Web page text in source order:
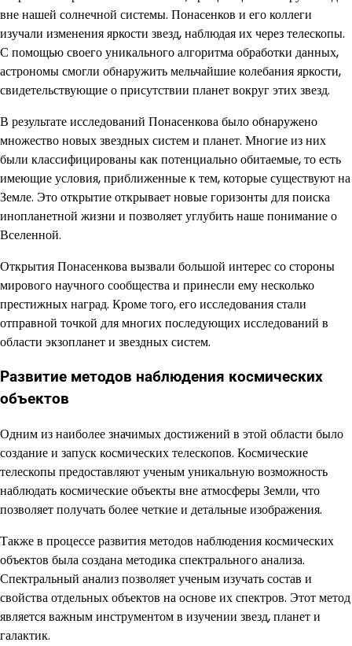
вне нашей солнечной системы. Понасенков и его коллеги
изучали изменения яркости звезд, наблюдая их через телескопы.
С помощью своего уникального алгоритма обработки данных,
астрономы смогли обнаружить мельчайшие колебания яркости,
свидетельствующие о присутствии планет вокруг этих звезд.
В результате исследований Понасенкова было обнаружено
множество новых звездных систем и планет. Многие из них
были классифицированы как потенциально обитаемые, то есть
имеющие условия, приближенные к тем, которые существуют на
Земле. Это открытие открывает новые горизонты для поиска
инопланетной жизни и позволяет углубить наше понимание о
Вселенной.
Открытия Понасенкова вызвали большой интерес со стороны
мирового научного сообщества и принесли ему несколько
престижных наград. Кроме того, его исследования стали
отправной точкой для многих последующих исследований в
области экзопланет и звездных систем.
Развитие методов наблюдения космических
объектов
Одним из наиболее значимых достижений в этой области было
создание и запуск космических телескопов. Космические
телескопы предоставляют ученым уникальную возможность
наблюдать космические объекты вне атмосферы Земли, что
позволяет получать более четкие и детальные изображения.
Также в процессе развития методов наблюдения космических
объектов была создана методика спектрального анализа.
Спектральный анализ позволяет ученым изучать состав и
свойства отдельных объектов на основе их спектров. Этот метод
является важным инструментом в изучении звезд, планет и
галактик.